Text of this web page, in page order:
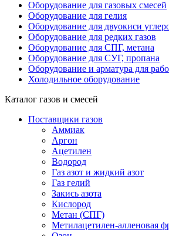
Оборудование для газовых смесей
Оборудование для гелия
Оборудование для двуокиси
Оборудование для редких газов
Оборудование для СПГ, метана
Оборудование для СУГ, пропана
Оборудование и арматура для
Холодильное оборудование
Каталог газов и смесей
Поставщики газов
Аммиак
Аргон
Ацетилен
Водород
Газ азот и жидкий азот
Газ гелий
Закись азота
Кислород
Метан (СПГ)
Метилацетилен-алленовая